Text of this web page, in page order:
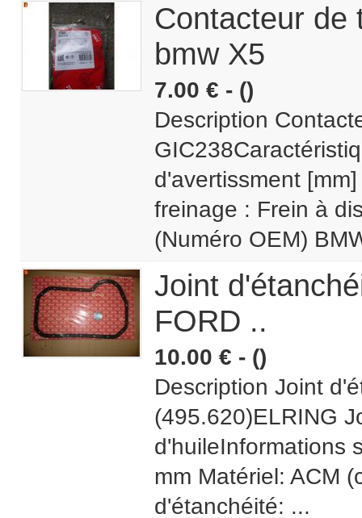
Contacteur de
bmw X5
7.00 € - ()
Description
d'avertissment
freinage : Frein à
(Numéro OEM)
Joint
FORD ..
10.00 € - ()
Description Joint
(495.620)ELRING
d'huileInformations
mm Matériel: ACM
d'étanchéité: ...